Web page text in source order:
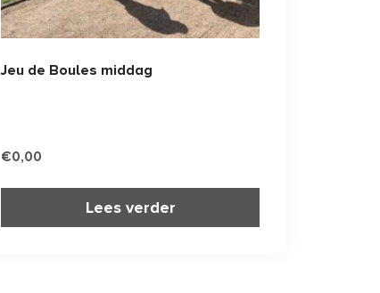
Jeu de Boules middag
€0,00
Lees verder